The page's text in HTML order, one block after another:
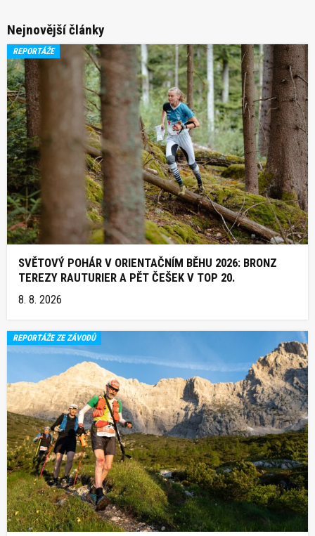
Nejnovější články
REPORTÁŽE
SVĚTOVÝ POHÁR V ORIENTAČNÍM BĚHU 2026: BRONZ
TEREZY RAUTURIER A PĚT ČEŠEK V TOP 20.
8. 8. 2026
REPORTÁŽE ZE ZÁVODŮ